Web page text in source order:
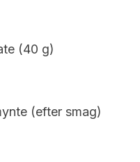
(40 g)
(efter smag)